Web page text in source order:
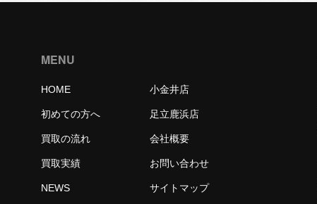
MENU
HOME
初めての方へ
買取の流れ
買取実績
NEWS
小金井店
足立鹿浜店
会社概要
お問い合わせ
サイトマップ